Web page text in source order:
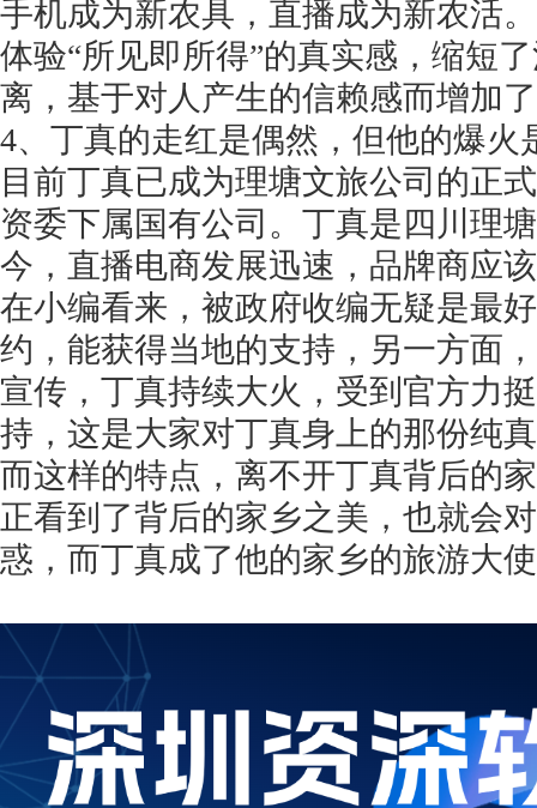
手机成为新农具，直播成为新农活
体验“所见即所得”的真实感，缩短
离，基于对人产生的信赖感而增加
4、丁真的走红是偶然，但他的爆火
目前丁真已成为理塘文旅公司的正
资委下属国有公司。丁真是四川理
今，直播电商发展迅速，品牌商应
在小编看来，被政府收编无疑是最
约，能获得当地的支持，另一方面
宣传，丁真持续大火，受到官方力
持，这是大家对丁真身上的那份纯
而这样的特点，离不开丁真背后的
正看到了背后的家乡之美，也就会
惑，而丁真成了他的家乡的旅游大